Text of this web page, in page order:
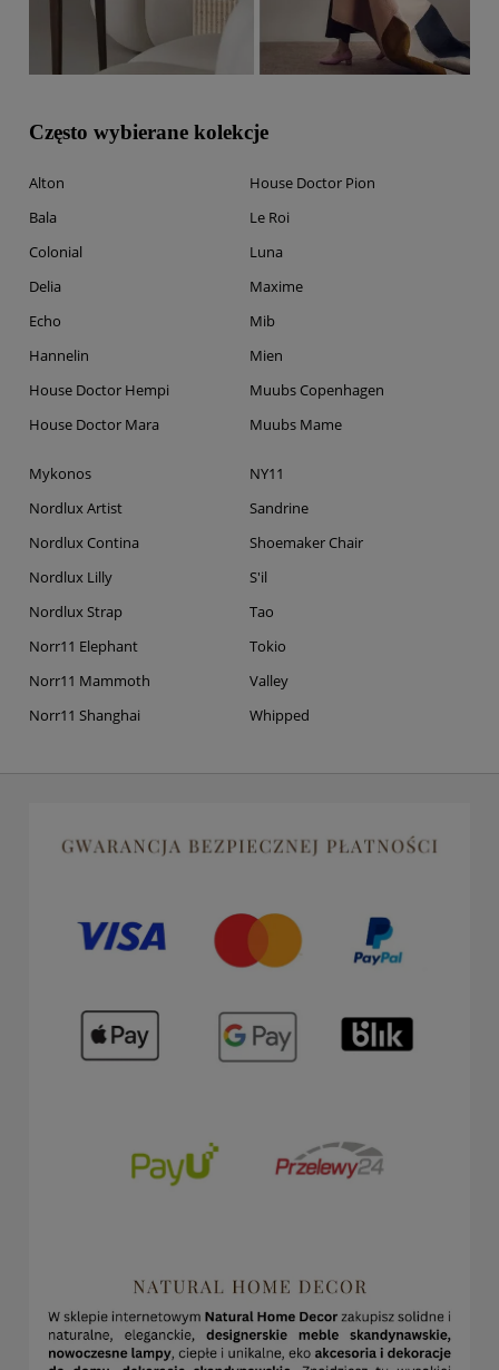
Często wybierane kolekcje
Alton
Bala
Colonial
Delia
Echo
Hannelin
House Doctor Hempi
House Doctor Mara
House Doctor Pion
Le Roi
Luna
Maxime
Mib
Mien
Muubs Copenhagen
Muubs Mame
Mykonos
Nordlux Artist
Nordlux Contina
Nordlux Lilly
Nordlux Strap
Norr11 Elephant
Norr11 Mammoth
Norr11 Shanghai
NY11
Sandrine
Shoemaker Chair
S'il
Tao
Tokio
Valley
Whipped